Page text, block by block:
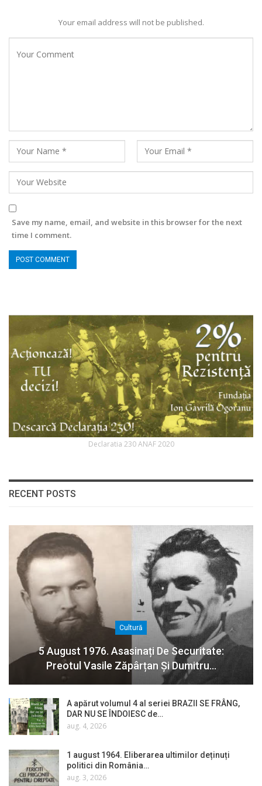
Your email address will not be published.
Save my name, email, and website in this browser for the next
time I comment.
Declaratia 230 ANAF 2020
RECENT POSTS
Cultură
5 August 1976. Asasinați De Securitate:
Preotul Vasile Zăpârțan Și Dumitru…
A apărut volumul 4 al seriei BRAZII SE FRÂNG,
DAR NU SE ÎNDOIESC de…
aug. 4, 2026
1 august 1964. Eliberarea ultimilor deținuți
politici din România…
aug. 3, 2026